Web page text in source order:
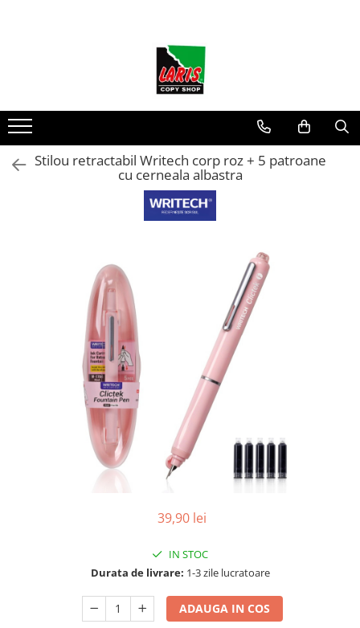
Instrumente de scris
Rollere & Finelinere
Finelinere
Rollere
Cartuse cu cerneala
Banda corectoare
Pic-uri cu rescriere
Creioane mecanice
Pixuri fara mecanism
Stilou retractabil Writech corp roz + 5 patroane
cu cerneala albastra
39,90 lei
IN STOC
Durata de livrare: 1-3 zile lucratoare
ADAUGA IN COS